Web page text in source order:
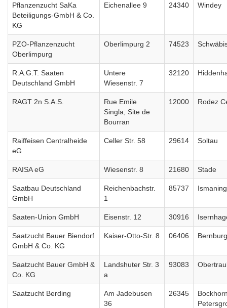
Pflanzenzucht SaKa
Beteiligungs-GmbH & Co.
KG
Eichenallee 9 24340 Windey
PZO-Pflanzenzucht
Oberlimpurg
Oberlimpurg 2 74523
R.A.G.T. Saaten
Deutschland GmbH
Untere
Wiesenstr. 7
32120
RAGT 2n S.A.S.
Rue Emile
Singla, Site de
Bourran
12000 Rodez
Raiffeisen Centralheide
eG
Celler Str. 58 29614 Soltau
RAISA eG Wiesenstr. 8 21680 Stade
Saatbau Deutschland
GmbH
Reichenbachstr.
1
85737 Ismaning
Saaten-Union GmbH Eisenstr. 12 30916
Saatzucht Bauer Biendorf
GmbH & Co. KG
Kaiser-Otto-Str. 8 06406 Bernburg
Saatzucht Bauer GmbH &
Co. KG
Landshuter Str. 3
a
93083
Saatzucht Berding
Am Jadebusen
36
26345